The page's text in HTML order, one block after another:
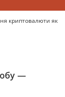
криптовалюти як
—